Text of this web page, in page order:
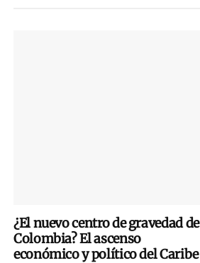
¿El nuevo centro de gravedad de
Colombia? El ascenso
económico y político del Caribe